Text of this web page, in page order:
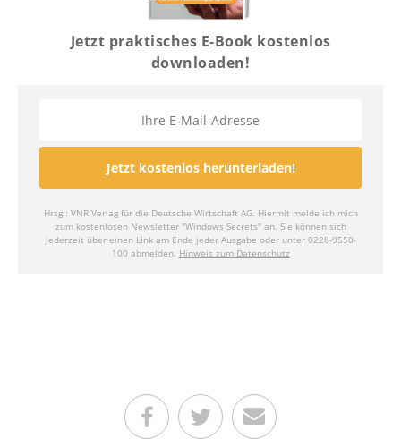
Teilen auf Facebook
Teilen auf Twitter
Per E-Mail senden